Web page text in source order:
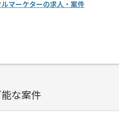
マーケターの求人・案件
な案件